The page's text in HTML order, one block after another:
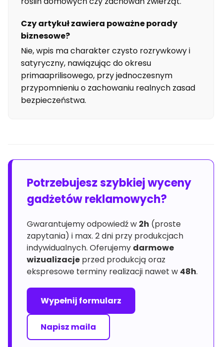
Czy artykuł zawiera poważne porady
biznesowe?
Nie, wpis ma charakter czysto rozrywkowy i
satyryczny, nawiązując do okresu
primaaprilisowego, przy jednoczesnym
przypomnieniu o zachowaniu realnych zasad
bezpieczeństwa.
Potrzebujesz szybkiej wyceny
gadżetów reklamowych?
Gwarantujemy odpowiedź w 2h (proste
zapytania) i max. 2 dni przy produkcjach
indywidualnych. Oferujemy darmowe
wizualizacje przed produkcją oraz
ekspresowe terminy realizacji nawet w 48h.
Wypełnij formularz
Napisz maila